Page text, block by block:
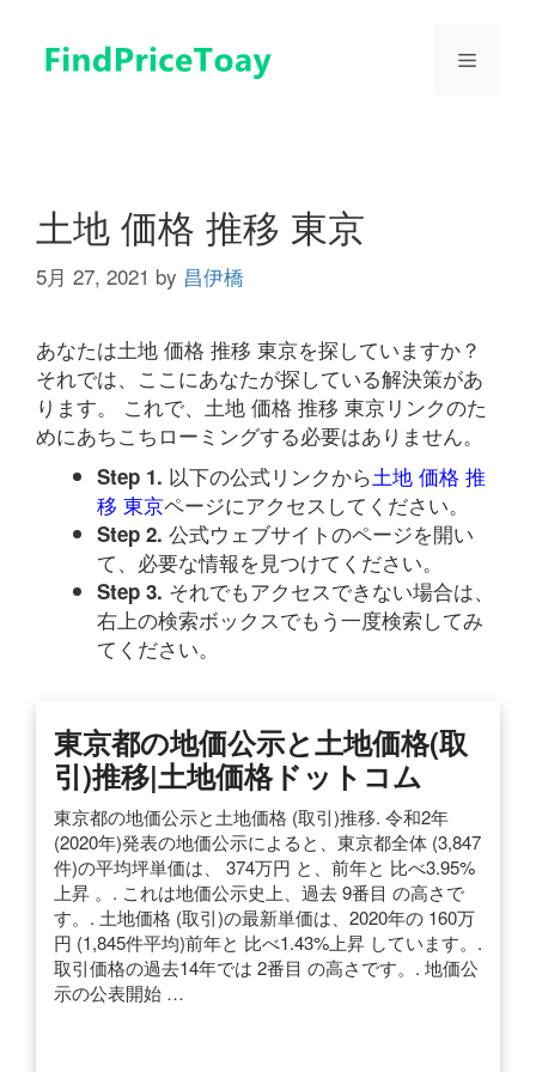
メ
土地 価格 推移 東京
5月 27, 2021 by 昌伊橋
あなたは土地 価格 推移 東京を探していますか？
それでは、ここにあなたが探している解決策があ
ります。 これで、土地 価格 推移 東京リンクのた
めにあちこちローミングする必要はありません。
Step 1. 以下の公式リンクから土地 価格 推
移 東京ページにアクセスしてください。
Step 2. 公式ウェブサイトのページを開い
て、必要な情報を見つけてください。
Step 3. それでもアクセスできない場合は、
右上の検索ボックスでもう一度検索してみ
てください。
東京都の地価公示と土地価格(取
引)推移|土地価格ドットコム
東京都の地価公示と土地価格 (取引)推移. 令和2年
(2020年)発表の地価公示によると、東京都全体 (3,847
件)の平均坪単価は、 374万円 と、前年と 比べ3.95%
上昇 。. これは地価公示史上、過去 9番目 の高さで
す。. 土地価格 (取引)の最新単価は、2020年の 160万
円 (1,845件平均)前年と 比べ1.43%上昇 しています。.
取引価格の過去14年では 2番目 の高さです。. 地価公
示の公表開始 …